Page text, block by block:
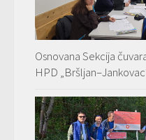
Osnovana Sekcija
HPD